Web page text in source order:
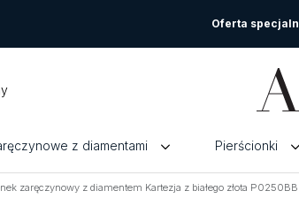
Oferta
z diamentami Pierścionki
zaręczynowy z diamentem Kartezja z białego złota P0250BB